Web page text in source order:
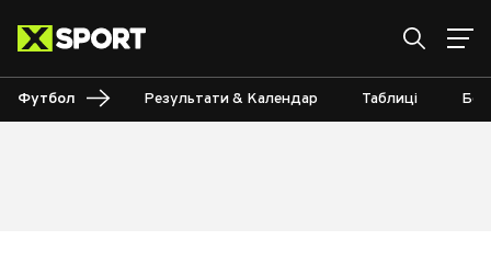
Футбол Результати & Календар Таблиці